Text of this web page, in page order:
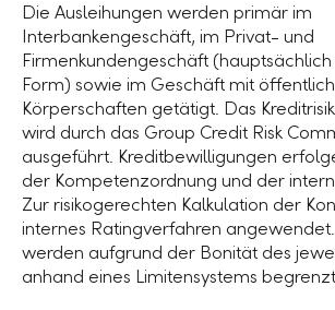
Die Ausleihungen werden primär im
Interbankengeschäft, im Privat- und
Firmenkundengeschäft
Form) sowie im Geschäft mit
Körperschaften getätigt. Das
wird durch das Group Credit Risk
ausgeführt. Kreditbewilligungen
der Kompetenzordnung und der
Zur risikogerechten Kalkulation der
internes Ratingverfahren
werden aufgrund der Bonität des
anhand eines Limitensystems